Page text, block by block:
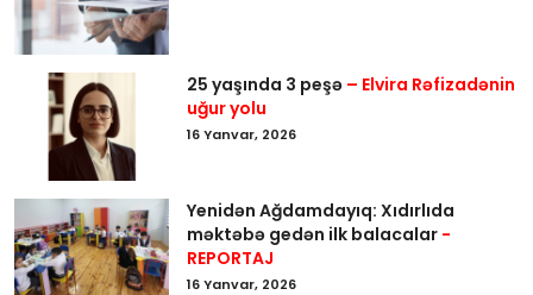
25 yaşında 3 peşə – Elvira Rəfizadənin
uğur yolu
16 Yanvar, 2026
Yenidən Ağdamdayıq: Xıdırlıda
məktəbə gedən ilk balacalar -
REPORTAJ
16 Yanvar, 2026